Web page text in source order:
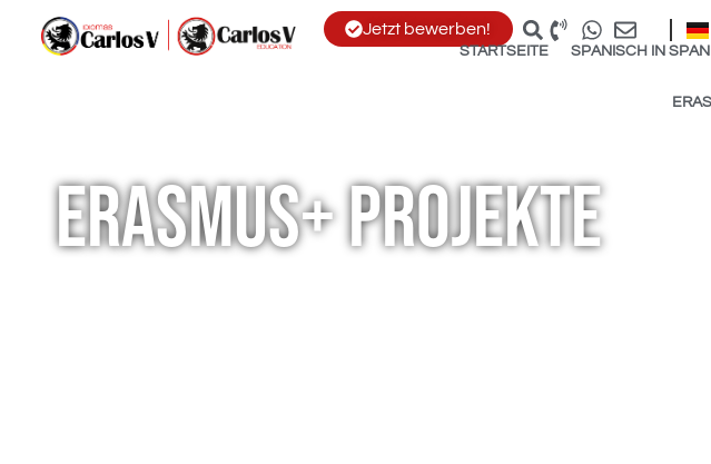
Jetzt bewerben!
STARTSEITE SPANISCH IN
Erasmus+ Projekte